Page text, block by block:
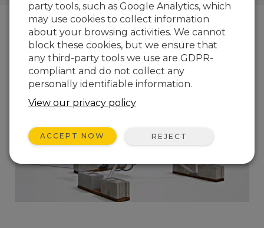
party tools, such as Google Analytics, which
may use cookies to collect information
about your browsing activities. We cannot
block these cookies, but we ensure that
any third-party tools we use are GDPR-
compliant and do not collect any
personally identifiable information.
View our privacy policy
ACCEPT NOW REJECT